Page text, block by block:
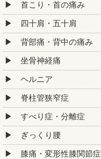
首こり・首の痛み
四十肩・五十肩
背部痛・背中の痛み
坐骨神経痛
ヘルニア
脊柱管狭窄症
すべり症・分離症
ぎっくり腰
膝痛・変形性膝関節症